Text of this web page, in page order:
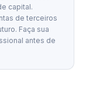
capital.
de terceiros
Faça sua
antes de